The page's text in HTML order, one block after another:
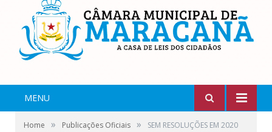
MENU
Home » Publicações Oficiais » SEM RESOLUÇÕES EM 2020